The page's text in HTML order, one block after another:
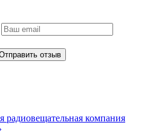
отзыв
радиовещательная компания